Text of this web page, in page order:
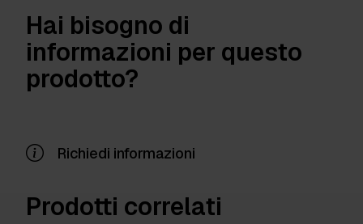
Hai bisogno di
informazioni per questo
prodotto?
Richiedi informazioni
Prodotti correlati